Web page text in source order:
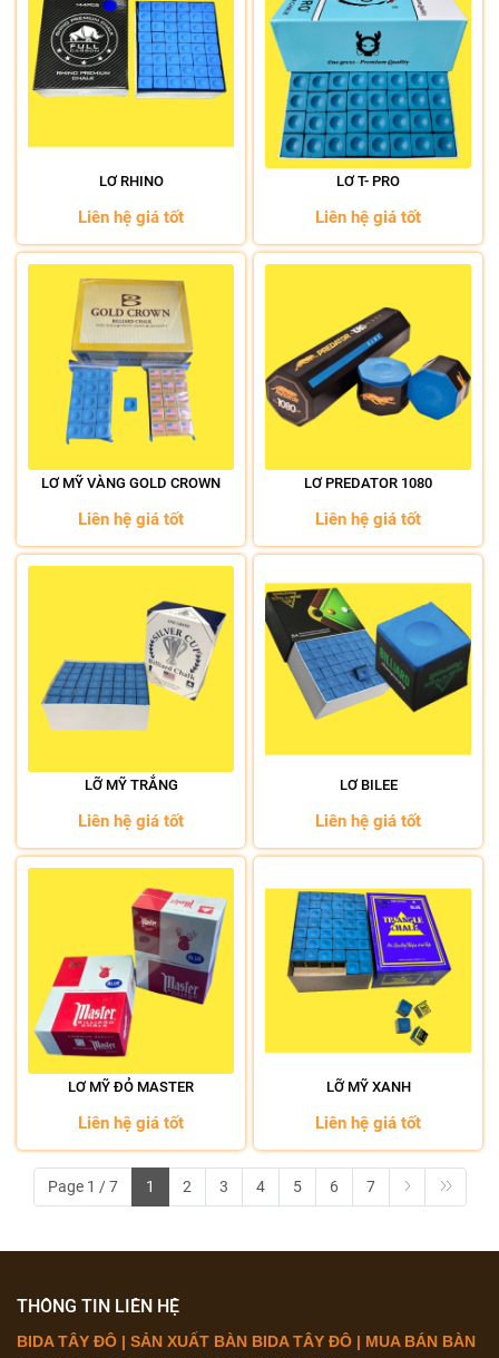
LƠ RHINO
Liên hệ giá tốt
LƠ T- PRO
Liên hệ giá tốt
LƠ MỸ VÀNG GOLD CROWN
Liên hệ giá tốt
LƠ PREDATOR 1080
Liên hệ giá tốt
LỠ MỸ TRẮNG
Liên hệ giá tốt
LƠ BILEE
Liên hệ giá tốt
LƠ MỸ ĐỎ MASTER
Liên hệ giá tốt
LỠ MỸ XANH
Liên hệ giá tốt
Page 1 / 7 1 2 3 4 5 6 7
THÔNG TIN LIÊN HỆ
BIDA TÂY ĐÔ | SẢN XUẤT BÀN BIDA TÂY ĐÔ | MUA BÁN BÀN